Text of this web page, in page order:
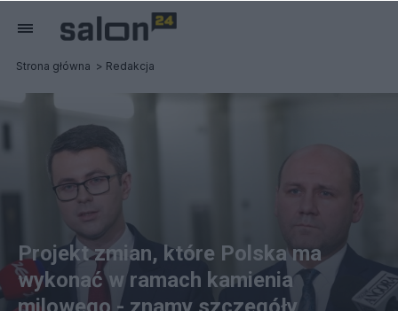
Strona główna Redakcja
Projekt zmian, które Polska ma
wykonać w ramach kamienia